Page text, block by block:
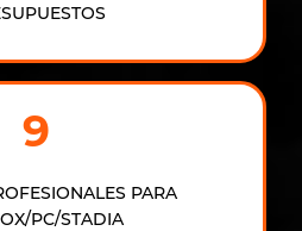
9
PARA
PC/STADIA